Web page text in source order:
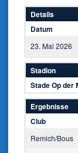
Details
Datum
23. Mai 2026
Stadion
Stade Op der
Ergebnisse
Club
Remich/Bous